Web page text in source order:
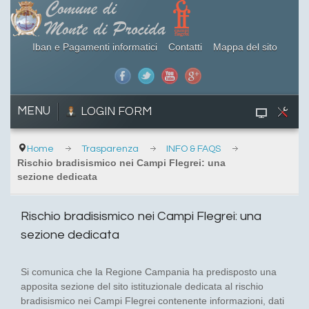
Iban e Pagamenti informatici Contatti Mappa del sito
MENU LOGIN FORM
Home Trasparenza INFO & FAQS
Rischio bradisismico nei Campi Flegrei: una
sezione dedicata
Rischio bradisismico nei Campi Flegrei: una
sezione dedicata
Si comunica che la Regione Campania ha predisposto una
apposita sezione del sito istituzionale dedicata al rischio
bradisismico nei Campi Flegrei contenente informazioni, dati